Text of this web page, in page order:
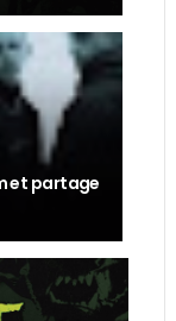
et partage